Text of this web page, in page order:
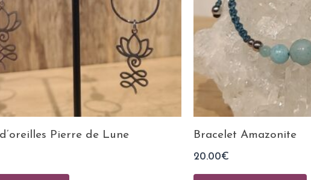
Pierre de Lune Bracelet Amazonite
20.00€